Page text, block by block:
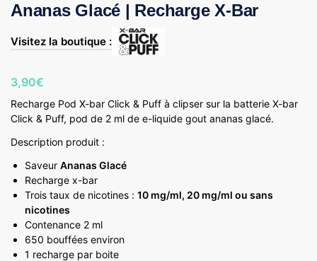
Ananas Glacé | Recharge X-Bar
Visitez la boutique :
3,90€
Recharge Pod X-bar Click & Puff à clipser sur la batterie X-bar
Click & Puff, pod de 2 ml de e-liquide gout ananas glacé.
Description produit :
Saveur Ananas Glacé
Recharge x-bar
Trois taux de nicotines : 10 mg/ml, 20 mg/ml ou sans
nicotines
Contenance 2 ml
650 bouffées environ
1 recharge par boite